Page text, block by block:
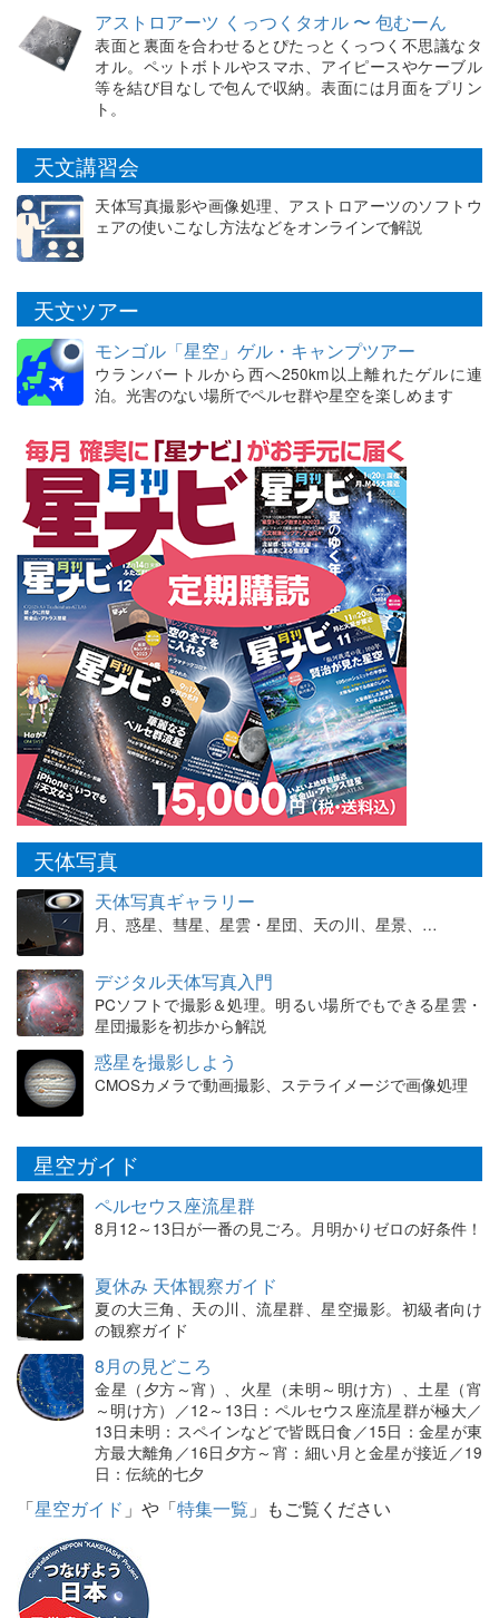
アストロアーツ くっつくタオル 〜 包むーん
表面と裏面を合わせるとぴたっとくっつく不思議なタ
オル。ペットボトルやスマホ、アイピースやケーブル
等を結び目なしで包んで収納。表面には月面をプリン
ト。
天文講習会
天体写真撮影や画像処理、アストロアーツのソフトウ
ェアの使いこなし方法などをオンラインで解説
天文ツアー
モンゴル「星空」ゲル・キャンプツアー
ウランバートルから西へ250km以上離れたゲルに連
泊。光害のない場所でペルセ群や星空を楽しめます
天体写真
天体写真ギャラリー
月、惑星、彗星、星雲・星団、天の川、星景、…
デジタル天体写真入門
PCソフトで撮影＆処理。明るい場所でもできる星雲・
星団撮影を初歩から解説
惑星を撮影しよう
CMOSカメラで動画撮影、ステライメージで画像処理
星空ガイド
ペルセウス座流星群
8月12～13日が一番の見ごろ。月明かりゼロの好条件！
夏休み 天体観察ガイド
夏の大三角、天の川、流星群、星空撮影。初級者向け
の観察ガイド
8月の見どころ
金星（夕方～宵）、火星（未明～明け方）、土星（宵
～明け方）／12～13日：ペルセウス座流星群が極大／
13日未明：スペインなどで皆既日食／15日：金星が東
方最大離角／16日夕方～宵：細い月と金星が接近／19
日：伝統的七夕
「星空ガイド 」や「特集一覧 」もご覧ください